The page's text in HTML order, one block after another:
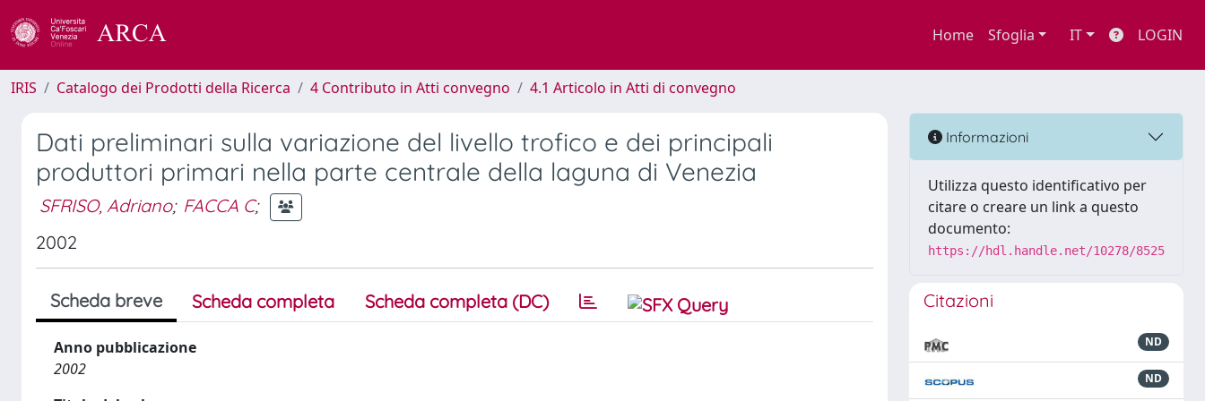
Home Sfoglia IT LOGIN
IRIS Catalogo dei Prodotti della Ricerca 4 Contributo in Atti convegno 4.1 Articolo in Atti di convegno
Dati preliminari sulla variazione del livello trofico e dei principali
produttori primari nella parte centrale della laguna di Venezia
SFRISO, Adriano; FACCA C;
2002
Scheda breve Scheda completa Scheda completa (DC)
Anno pubblicazione
2002
Informazioni
Utilizza questo identificativo per
citare o creare un link a questo
documento:
https://hdl.handle.net/10278/8525
Citazioni
ND
ND